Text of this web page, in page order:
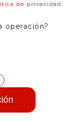
de privacidad
operación?